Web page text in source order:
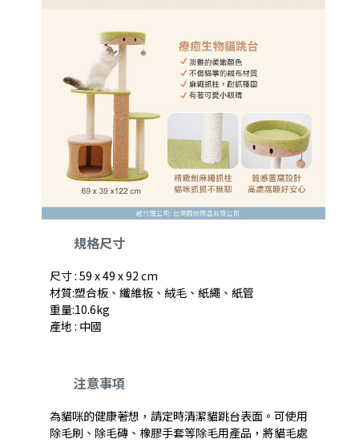
規格尺寸
尺寸 : 59 x 49 x 92 cm
材質:塑合板、纖維板、絨毛、紙繩、紙管
重量:10.6kg
產地 : 中國
注意事項
為貓咪的健康著想，請定時清潔貓跳台表面。可使用
除毛刷、除毛磚、橡膠手套等除毛用產品，將貓毛處